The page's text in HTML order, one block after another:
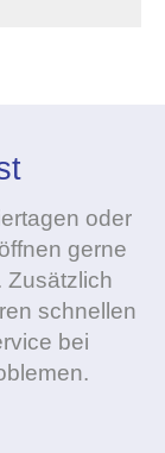
oder
gerne
Zusätzlich
schnellen
bei